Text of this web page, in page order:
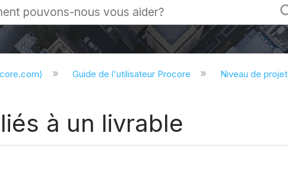
Guide de l'utilisateur Procore Niveau de projet
à un livrable